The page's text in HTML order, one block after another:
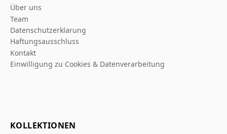
Über uns
Team
Datenschutzerklarung
Haftungsausschluss
Kontakt
Einwilligung zu Cookies & Datenverarbeitung
KOLLEKTIONEN